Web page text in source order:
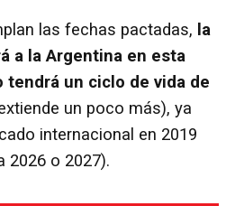
las fechas pactadas, la
a la Argentina en esta
tendrá un ciclo de vida de
un poco más), ya
internacional en 2019
2026 o 2027).